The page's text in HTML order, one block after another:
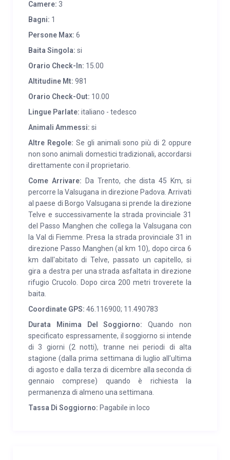
statico , forno a microonde, frigorifero e congelatore,
piano cottura con 4 fuochi e stufa economica,
piano superiore,
trova una stanza con letto matrimoniale, un’altra
stanza con letto a castello ed un ampio spazio
sottotetto ideale per il posizionamento dei bagagli. In
fronte alla struttura principale vi è un’ampia
dependance intesa come spaziosa camera
interamente coperti dal tetto. Inoltre lo chalet è
dotato di riscaldamento a GPL, luce elettrica, acqua
calda e potabile, stoviglie, prodotti per la pulizia della
casa e legna per il caminetto a disposizione.
All’esterno spazio verde a disposizione, barbecue in
muratura, parcheggio privato e staccionata tutto
intorno allo chalet. Animali ammessi.
SERVIZI:Telve Valsugana (6 Km): alberghi, ristoranti,
pizzerie, carabinieri, farmacia, rifornimento (benzina,
gasolio), guardia medica, edicola, supermercato, bar,
fermata autocorriere. Borgo Valsugana (9 Km):
centro commerciale, centro sportivo con palestra
ospedale. A 1,5 km rifugio Cruccolo e Bar Ristorante
la Casina. In baita c’è l’Asciugacapelli
Camere: 3
Bagni: 1
Persone Max: 6
Baita Singola: si
Orario Check-In: 15.00
Altitudine Mt: 981
Orario Check-Out: 10.00
Lingue Parlate: italiano - tedesco
Animali Ammessi: si
Altre Regole: Se gli animali sono più di 2 oppure
non sono animali domestici tradizionali, accordarsi
direttamente con il proprietario.
Come Arrivare: Da Trento, che dista 45 Km, si
percorre la Valsugana in direzione Padova. Arrivati
al paese di Borgo Valsugana si prende la direzione
Telve e successivamente la strada provinciale 31
del Passo Manghen che collega la Valsugana con
la Val di Fiemme. Presa la strada provinciale 31 in
direzione Passo Manghen (al km 10), dopo circa 6
km dall'abitato di Telve, passato un capitello, si
gira a destra per una strada asfaltata in direzione
rifugio Crucolo. Dopo circa 200 metri troverete la
baita.
Coordinate GPS: 46.116900; 11.490783
Durata Minima Del Soggiorno: Quando non
specificato espressamente, il soggiorno si intende
di 3 giorni (2 notti), tranne nei periodi di alta
stagione (dalla prima settimana di luglio all'ultima
di agosto e dalla terza di dicembre alla seconda di
gennaio comprese) quando è richiesta la
permanenza di almeno una settimana.
Tassa Di Soggiorno: Pagabile in loco